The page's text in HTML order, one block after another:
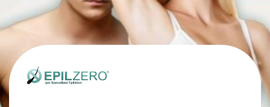
Epilzero